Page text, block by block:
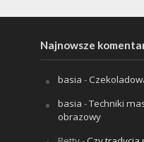
Najnowsze
basia -
basia -Techniki
obrazowy